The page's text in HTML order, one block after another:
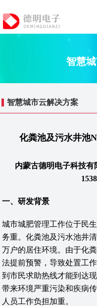
智慧
智慧城市云解决方案
化粪池及污水井池
内蒙古德明电子科技有
一、研发背景
城市城肥管理工作位于民
务重。化粪池及污水池井
万户的居住环境。由于化
法提前预警，导致处置工
到市民求助热线才能到达
带来环境严重污染和疾病
人员工作负担加重。